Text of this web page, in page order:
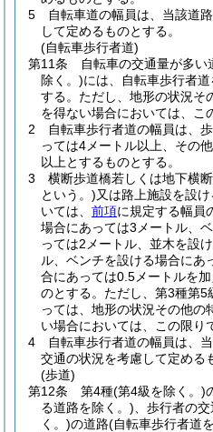
5
自転車道の幅員は、当該道
して定めるものとする。
(自転車歩行者道)
第11条
自転車の交通量が多い
除く。)には、自転車歩行者
する。 ただし、地形の状況そ
を得ない場合においては、こ
2
自転車歩行者道の幅員は、
っては4メートル以上、その
以上とするものとする。
3
横断歩道橋若しくは地下横
という。)又は路上施設を設
いては、 前項に規定する幅員
場合にあっては3メートル、
っては2メートル、並木を設
ル、ベンチを設ける場合にあ
合にあっては0.5メートルを加
のとする。 ただし、第3種第5
っては、地形の状況その他の
い場合においては、この限り
4
自転車歩行者道の幅員は、
交通の状況を考慮して定める
(歩道)
第12条
第4種(第4級を除く。)
る道路を除く。) 、歩行者の
く。)の道路(自転車歩行者道